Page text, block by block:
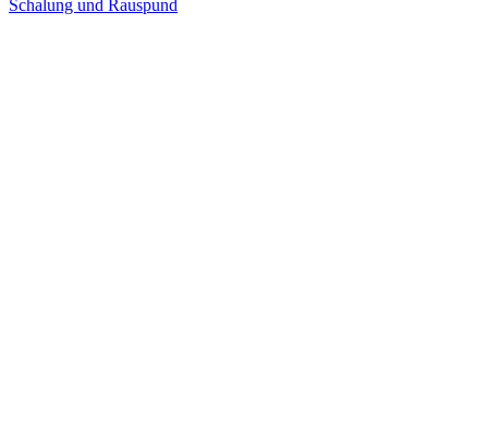
Schalung und Rauspund